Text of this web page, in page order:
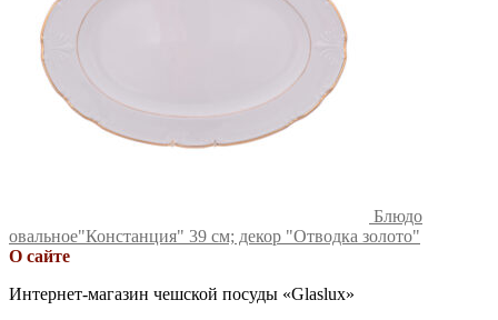
Блюдо
овальное"Констанция" 39 см; декор "Отводка золото"
О сайте
Интернет-магазин чешской посуды «Glaslux»